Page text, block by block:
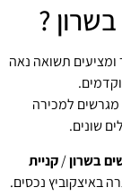
?
ומציעים תשואה נאה
למכירה
שונים.
בשרון/קניית
באיצקוביץ נכסים.